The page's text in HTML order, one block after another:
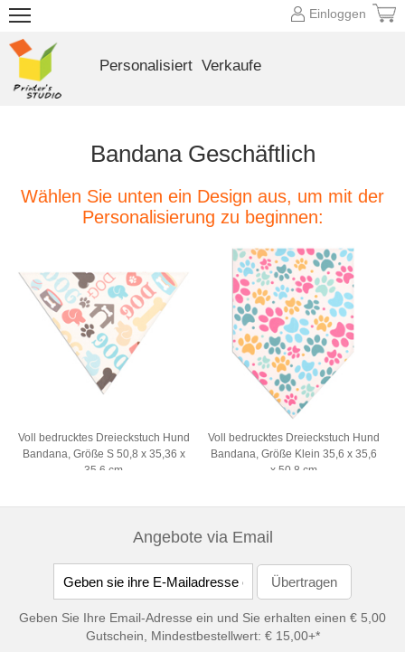
Bandana Geschäftlich
Wählen Sie unten ein Design aus, um mit der
Personalisierung zu beginnen:
Voll bedrucktes Dreieckstuch Hund
Bandana, Größe S 50,8 x 35,36 x
35,6 cm
Voll bedrucktes Dreieckstuch Hund
Bandana, Größe Klein 35,6 x 35,6
x 50,8 cm
Angebote via Email
Geben Sie Ihre Email-Adresse ein und Sie erhalten einen € 5,00
Gutschein, Mindestbestellwert: € 15,00+*
Einloggen
Personalisiert Verkaufe